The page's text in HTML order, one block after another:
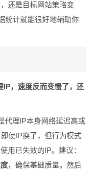
还是目标网站策略变
统计就能很好地辅助你
IP，速度反而变慢了，还
代理IP本身网络延迟高或
使IP换了，但行为模式
用已失效的IP。建议：
，确保基础质量。然后